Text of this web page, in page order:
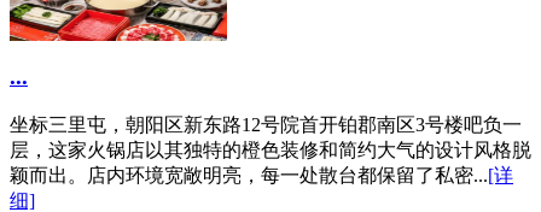
...
坐标三里屯，朝阳区新东路12号院首开铂郡南区3号楼吧负一
层，这家火锅店以其独特的橙色装修和简约大气的设计风格脱
颖而出。店内环境宽敞明亮，每一处散台都保留了私密...[详
细]